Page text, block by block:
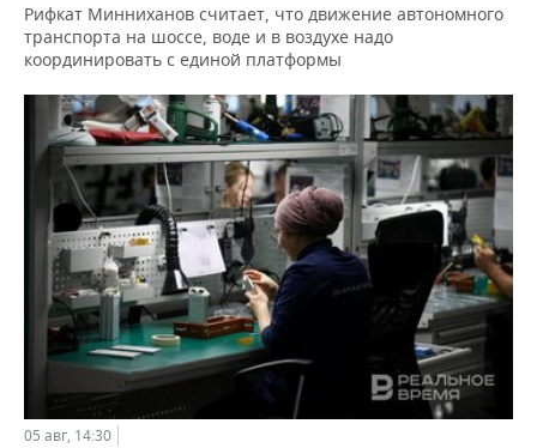
Рифкат Минниханов считает, что движение автономного
транспорта на шоссе, воде и в воздухе надо
координировать с единой платформы
05 авг, 14:30